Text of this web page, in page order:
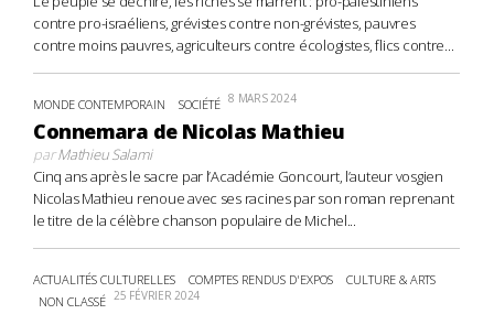
contre pro-israéliens, grévistes contre non-grévistes, pauvres
contre moins pauvres, agriculteurs contre écologistes, flics contre...
MONDE CONTEMPORAIN SOCIÉTÉ 8 MARS 2024
Connemara de Nicolas Mathieu
parMathieu Salami
Cinq ans après le sacre par l’Académie Goncourt, l’auteur vosgien
Nicolas Mathieu renoue avec ses racines par son roman reprenant
le titre de la célèbre chanson populaire de Michel...
ACTUALITÉS CULTURELLES COMPTES RENDUS D'EXPOS
CULTURE & ARTS
NON CLASSÉ 25 FÉVRIER 2024